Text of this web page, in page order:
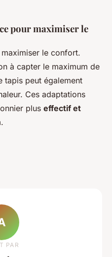
pour maximiser le
maximiser le confort.
à capter le maximum de
tapis peut également
Ces adaptations
plus effectif et
PAR